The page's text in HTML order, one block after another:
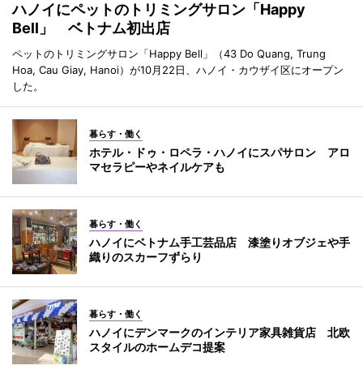
ハノイにペットのトリミングサロン「Happy
Bell」 ベトナム初出店
ペットのトリミングサロン「Happy Bell」（43 Do Quang, Trung
Hoa, Cau Giay, Hanoi）が10月22日、ハノイ・カウザイ区にオープン
した。
暮らす・働く
ホテル・ドゥ・ロペラ・ハノイにスパサロン アロ
マセラピーやネイルケアも
暮らす・働く
ハノイにベトナム手工芸品店 漆塗りオブジェや手
織りのスカーフずらり
暮らす・働く
ハノイにデンマークのインテリア家具雑貨店 北欧
スタイルのホームデコ提案